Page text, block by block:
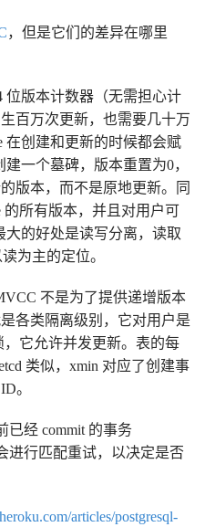
，但是它们的差异在哪里
位版本计数器（无需担心计
百万次更新，也需要几十万
在创建和更新的时候都会赋
一个墓碑，版本重置为0，
版本，而不是原地更新。同
的所有版本，并且对用户可
大的好处是读写分离，读取
为主的定位。
不是为了提供递增版本
各类隔离级别，它对用户是
它允许并发更新。表的每
类似，xmin 对应了创建事
。
已经 commit 的事务
进行匹配重试，以决定是否
articles/postgresql-